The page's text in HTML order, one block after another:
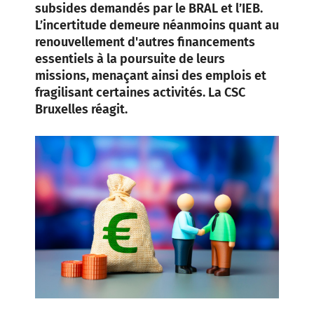
subsides demandés par le BRAL et l’IEB.
L’incertitude demeure néanmoins quant au
renouvellement d'autres financements
essentiels à la poursuite de leurs
missions, menaçant ainsi des emplois et
fragilisant certaines activités. La CSC
Bruxelles réagit.